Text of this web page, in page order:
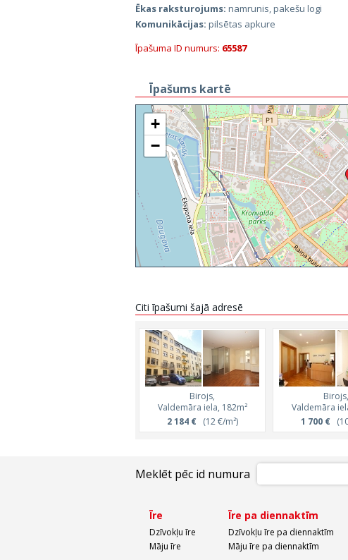
Ēkas raksturojums: namrunis, pakešu logi
Komunikācijas: pilsētas apkure
Īpašuma ID numurs: 65587
Īpašums kartē
+
−
Citi īpašumi šajā adresē
Birojs,
Valdemāra iela, 182m²
2 184 €(12 €/m²)
Birojs,
Valdemāra
1 700 €(10
Meklēt pēc id numura
Īre
Dzīvokļu īre
Māju īre
Īre pa diennaktīm
Dzīvokļu īre pa diennaktīm
Māju īre pa diennaktīm